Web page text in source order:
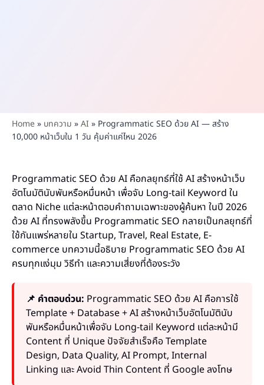
Home» บทความ »AI » Programmatic SEO ด้วย AI — สร้าง
10,000 หน้าเว็บใน 1 วัน คุ้มค่าแค่ไหน 2026
Programmatic SEO ด้วย AI คือกลยุทธ์ที่ใช้ AI สร้างหน้าเว็บ
อัตโนมัตินับพันหรือหมื่นหน้า เพื่อจับ Long-tail Keyword ใน
ตลาด Niche แต่ละหน้าตอบคำถามเฉพาะของผู้ค้นหา ในปี 2026
ด้วย AI ที่ทรงพลังขึ้น Programmatic SEO กลายเป็นกลยุทธ์ที่
ใช้กันแพร่หลายใน Startup, Travel, Real Estate, E-
commerce บทความนี้อธิบาย Programmatic SEO ด้วย AI
ครบทุกแง่มุม วิธีทำ และความเสี่ยงที่ต้องระวัง
📌 คำตอบด่วน: Programmatic SEO ด้วย AI คือการใช้
Template + Database + AI สร้างหน้าเว็บอัตโนมัตินับ
พันหรือหมื่นหน้าเพื่อจับ Long-tail Keyword แต่ละหน้ามี
Content ที่ Unique ปัจจัยสำเร็จคือ Template
Design, Data Quality, AI Prompt, Internal
Linking และ Avoid Thin Content ที่ Google ลงโทษ